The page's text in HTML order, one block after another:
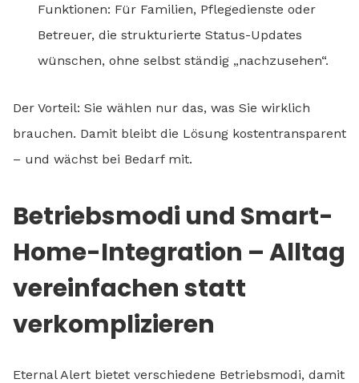
Funktionen: Für Familien, Pflegedienste oder
Betreuer, die strukturierte Status-Updates
wünschen, ohne selbst ständig „nachzusehen“.
Der Vorteil: Sie wählen nur das, was Sie wirklich
brauchen. Damit bleibt die Lösung kostentransparent
– und wächst bei Bedarf mit.
Betriebsmodi und Smart-
Home-Integration – Alltag
vereinfachen statt
verkomplizieren
Eternal Alert bietet verschiedene Betriebsmodi, damit